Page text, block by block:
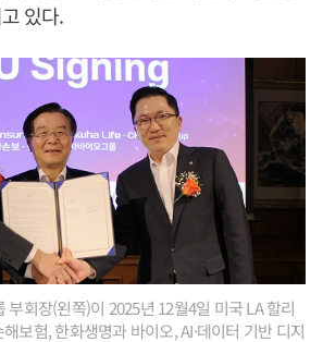
있다.
회장(왼쪽)이 2025년 12월4일 미국 LA 할리
보험, 한화생명과 바이오, AI·데이터 기반 디지